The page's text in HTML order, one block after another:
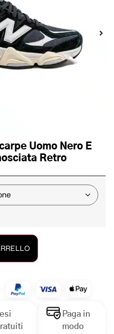
Uomo Nero E
Retro
Paga in
modo